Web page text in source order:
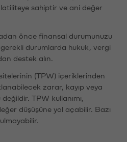
sahiptir ve ani değer
önce finansal durumunuzu
durumlarda hukuk, vergi
destek alın.
(TPW) içeriklerinden
zarar, kayıp veya
TPW kullanımı,
düşüşüne yol açabilir. Bazı